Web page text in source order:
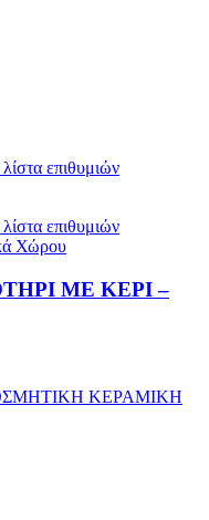
επιθυμιών
επιθυμιών
Χώρου
ΜΕ ΚΕΡΙ –